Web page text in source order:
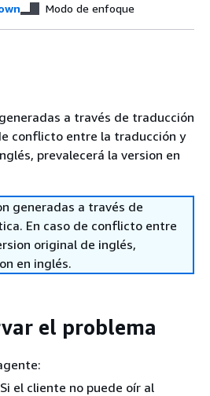
Modo de enfoque
a través de traducción
conflicto entre la traducción y
prevalecerá la version en
generadas a través de
En caso de conflicto entre
original de inglés,
en inglés.
el problema
el cliente no puede oír al